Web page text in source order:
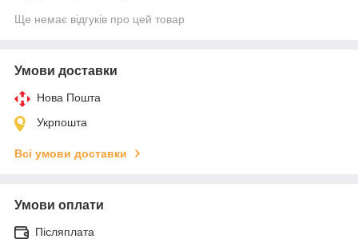
Ще немає відгуків про цей товар
Умови доставки
Нова Пошта
Укрпошта
Всі умови доставки
Умови оплати
Післяплата